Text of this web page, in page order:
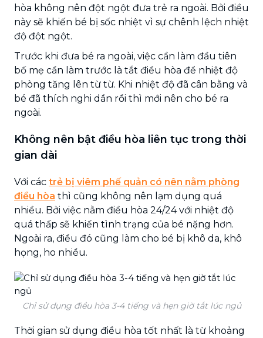
hòa không nên đột ngột đưa trẻ ra ngoài. Bởi điều
này sẽ khiến bé bị sốc nhiệt vì sự chênh lệch nhiệt
độ đột ngột.
Trước khi đưa bé ra ngoài, việc cần làm đầu tiên
bố mẹ cần làm trước là tắt điều hòa để nhiệt độ
phòng tăng lên từ từ. Khi nhiệt độ đã cân bằng và
bé đã thích nghi dần rồi thì mới nên cho bé ra
ngoài.
Không nên bật điều hòa liên tục trong thời
gian dài
Với các trẻ bị viêm phế quản có nên nằm phòng
điều hòa thì cũng không nên lạm dụng quá
nhiều. Bởi việc nằm điều hòa 24/24 với nhiệt độ
quá thấp sẽ khiến tình trạng của bé nặng hơn.
Ngoài ra, điều đó cũng làm cho bé bị khô da, khô
họng, ho nhiều.
Chỉ sử dụng điều hòa 3-4 tiếng và hẹn giờ tắt lúc ngủ
Thời gian sử dụng điều hòa tốt nhất là từ khoảng